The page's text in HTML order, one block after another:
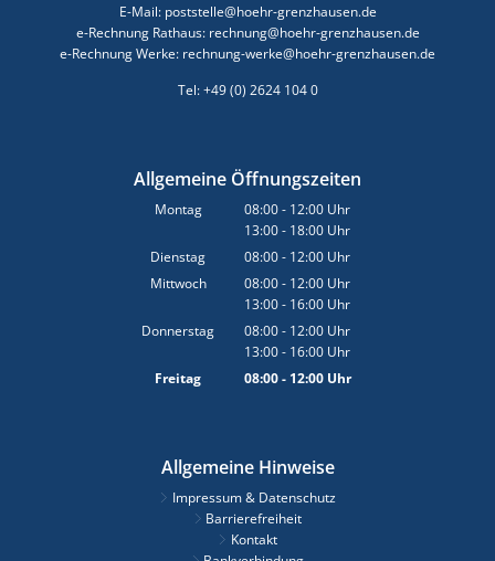
E-Mail: poststelle@hoehr-grenzhausen.de
e-Rechnung Rathaus: rechnung@hoehr-grenzhausen.de
e-Rechnung Werke: rechnung-werke@hoehr-grenzhausen.de
Tel: +49 (0) 2624 104 0
Allgemeine Öffnungszeiten
Montag 08:00- 12:00 Uhr
Von 08:00 bis 12:00 Uhr
13:00- 18:00 Uhr
Von 13:00 bis 18:00 Uhr
Dienstag 08:00- 12:00 Uhr
Von 08:00 bis 12:00 Uhr
Mittwoch 08:00- 12:00 Uhr
Von 08:00 bis 12:00 Uhr
13:00- 16:00 Uhr
Von 13:00 bis 16:00 Uhr
Donnerstag 08:00- 12:00 Uhr
Von 08:00 bis 12:00 Uhr
13:00- 16:00 Uhr
Von 13:00 bis 16:00 Uhr
Freitag 08:00- 12:00Uhr
Allgemeine Hinweise
Impressum & Datenschutz
Barrierefreiheit
Kontakt